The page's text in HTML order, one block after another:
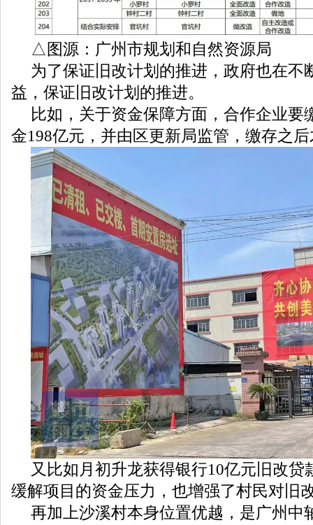
△图源：广州市规划和自然资源局
为了保证旧改计划的推进，政府也在不
益，保证旧改计划的推进。
比如，关于资金保障方面，合作企业要
金198亿元，并由区更新局监管，缴存之
又比如月初升龙获得银行10亿元旧改贷
缓解项目的资金压力，也增强了村民对旧
再加上沙溪村本身位置优越，是广州中